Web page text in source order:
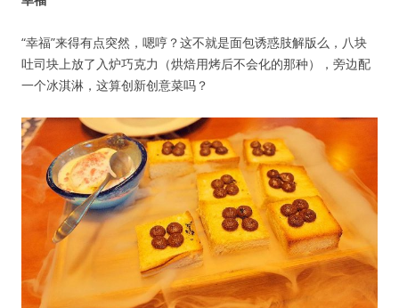
“幸福”来得有点突然，嗯哼？这不就是面包诱惑肢解版么，八块
吐司块上放了入炉巧克力（烘焙用烤后不会化的那种），旁边配
一个冰淇淋，这算创新创意菜吗？